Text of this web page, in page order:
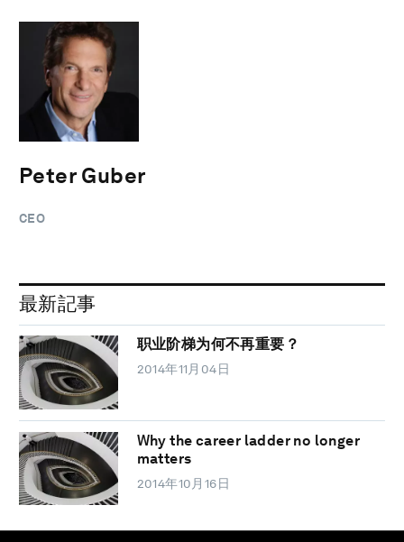
Peter Guber
CEO
最新記事
职业阶梯为何不再重要？
2014年11月04日
Why the career ladder no longer
matters
2014年10月16日